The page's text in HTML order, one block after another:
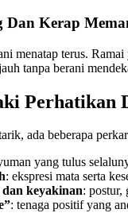
Dan Kerap
menatap terus.
tanpa berani
Perhatikan
ada beberapa
yang tulus
: ekspresi mata serta
keyakinan: postur,
: tenaga positif yang